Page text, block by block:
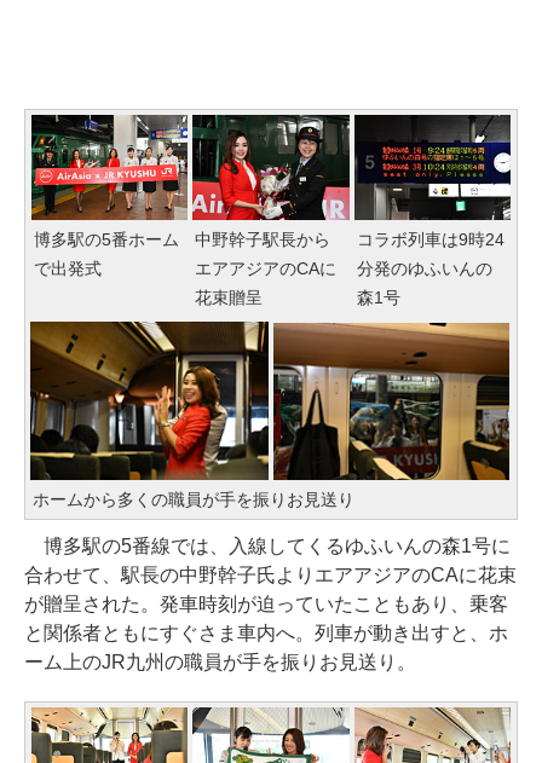
博多駅の5番ホーム
で出発式
中野幹子駅長から
エアアジアのCAに
花束贈呈
コラボ列車は9時24
分発のゆふいんの
森1号
ホームから多くの職員が手を振りお見送り
博多駅の5番線では、入線してくるゆふいんの森1号に
合わせて、駅長の中野幹子氏よりエアアジアのCAに花束
が贈呈された。発車時刻が迫っていたこともあり、乗客
と関係者ともにすぐさま車内へ。列車が動き出すと、ホ
ーム上のJR九州の職員が手を振りお見送り。